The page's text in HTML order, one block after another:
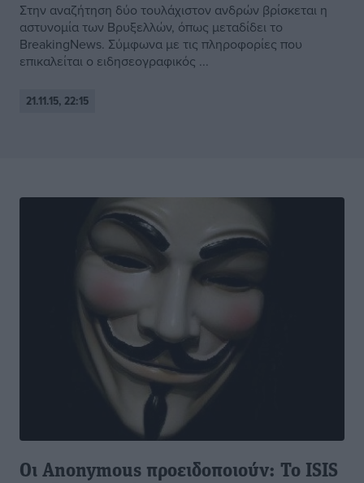
Στην αναζήτηση δύο τουλάχιστον ανδρών βρίσκεται η
αστυνομία των Βρυξελλών, όπως μεταδίδει το
BreakingNews. Σύμφωνα με τις πληροφορίες που
επικαλείται ο ειδησεογραφικός ...
21.11.15, 22:15
Οι Anonymous προειδοποιούν: Το ISIS